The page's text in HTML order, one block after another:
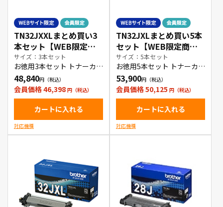
TN32JXXLまとめ買い3
本セット【WEB限定商
品】
サイズ：3本セット
お徳用3本セット トナーカー
トリッジ
48,840
会員価格 46,398
カートに入れる
対応機種
TN32JXLまとめ買い5本
セット【WEB限定商
品】
サイズ：5本セット
お徳用5本セット トナーカー
トリッジ
53,900
会員価格 50,125
カートに入れる
対応機種